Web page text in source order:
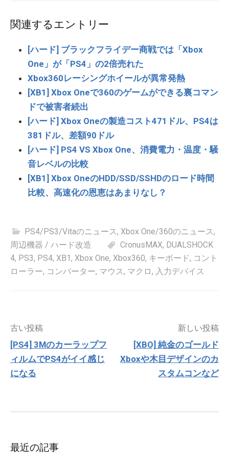
関連するエントリー
[ハード] ブラックフライデー商戦では「Xbox
One」が「PS4」の2倍売れた
Xbox360レーシングホイールが異常発熱
[XB1] Xbox Oneで360のゲームができる裏コマン
ドで被害者続出
[ハード] Xbox Oneの製造コスト471ドル、PS4は
381ドル、差額90ドル
[ハード] PS4 VS Xbox One、消費電力・温度・騒
音レベルの比較
[XB1] Xbox OneのHDD/SSD/SSHDのロード時間
比較、高速化の恩恵はあまりなし？
PS4/PS3/Vitaのニュース, Xbox One/360のニュース,
周辺機器 / ハード改造
CronusMAX, DUALSHOCK
4, PS3, PS4, XB1, Xbox One, Xbox360, キーボード, コント
ローラー, コンバーター, マウス, マクロ, 入力デバイス
投
ナ
ビ
ゲ
古い投稿
[PS4] 3Mのカーラップフ
ィルムでPS4がイイ感じ
になる
新しい投稿
[XBO] 純金のゴールド
Xboxや木目デザインのカ
スタムコンなど
最近の記事